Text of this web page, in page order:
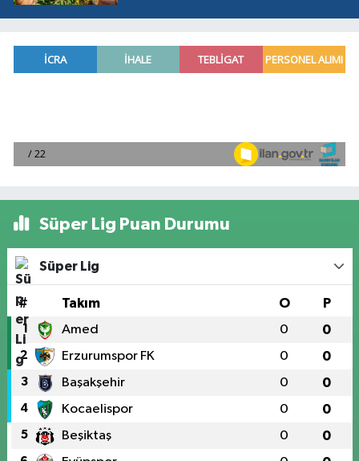
Süper Lig Puan Durumu
Süper Lig
# Takım O P
1 Amed 0 0
2 Erzurumspor FK 0 0
3 Başakşehir 0 0
4 Kocaelispor 0 0
5 Beşiktaş 0 0